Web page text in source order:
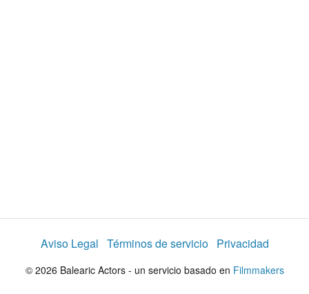
c
Aviso Legal Términos de servicio Privacidad
© 2026 Balearic Actors - un servicio basado en Filmmakers